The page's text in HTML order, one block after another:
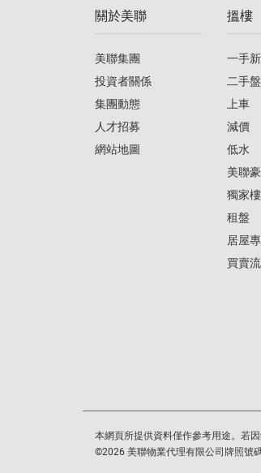
美聯信心指數 較上週 0.7%
關於美聯
美聯集團
投資者關係
集團動態
人才招募
網站地圖
搵樓
一手
二手盤
上車
減價
低水
美聯
獨家
租盤
居屋
買賣
本網頁所提供資料僅作參考用途。若
©2026 美聯物業代理有限公司牌照號